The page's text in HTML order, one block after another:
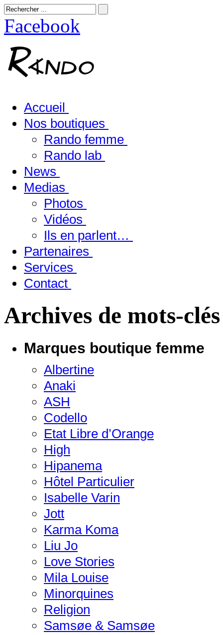
Facebook
Accueil
Nos boutiques
Rando femme
Rando lab
News
Medias
Photos
Vidéos
Ils en parlent…
Partenaires
Services
Contact
Archives de mots-
Marques boutique femme
Albertine
Anaki
ASH
Codello
Etat Libre d’Orange
High
Hipanema
Hôtel Particulier
Isabelle Varin
Jott
Karma Koma
Liu Jo
Love Stories
Mila Louise
Minorquines
Religion
Samsøe & Samsøe